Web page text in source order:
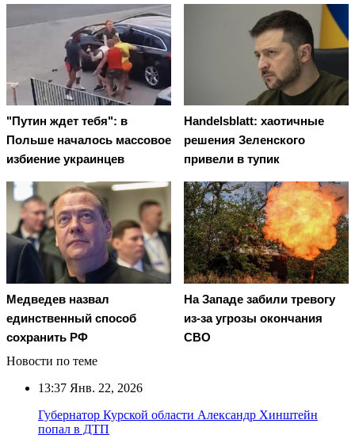
"Путин ждет тебя": в
Польше началось массовое
избиение украинцев
Handelsblatt: хаотичные
решения Зеленского
привели в тупик
Медведев назвал
единственный способ
сохранить РФ
На Западе забили тревогу
из-за угрозы окончания
СВО
Новости по теме
13:37 Янв. 22, 2026
Губернатор Курской области Александр Хинштейн
попал в ДТП